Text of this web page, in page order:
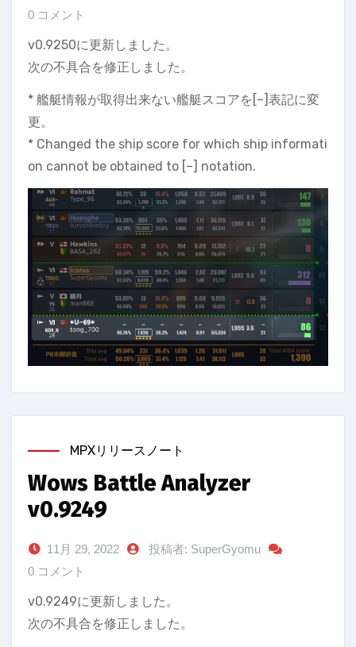
0 コメント
v0.9250に更新しました。
次の不具合を修正しました。
* 艦艇情報が取得出来ない艦艇スコアを[–]表記に変
更。
* Changed the ship score for which ship informati
on cannot be obtained to [–] notation.
MPXリリースノート
Wows Battle Analyzer
v0.9249
11月 29, 2022
投稿者: SuperGyomu
0 コメント
v0.9249に更新しました。
次の不具合を修正しました。